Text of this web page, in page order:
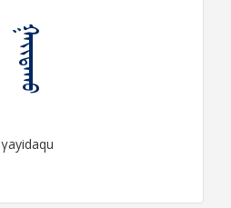
ᠭᠠᠶᠢᠳᠠᠬᠤ
γayidaqu